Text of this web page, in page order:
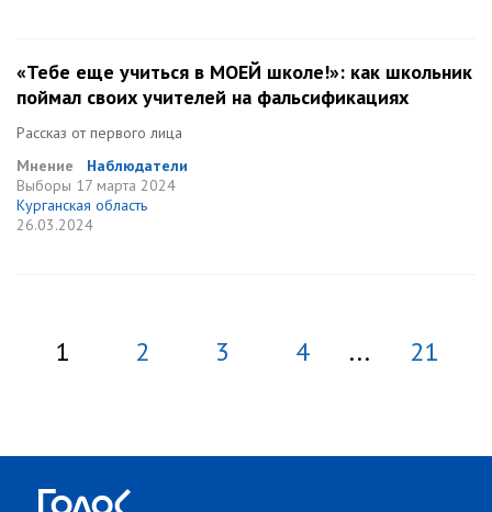
«Тебе еще учиться в МОЕЙ школе!»: как школьник
поймал своих учителей на фальсификациях
Рассказ от первого лица
Мнение
Наблюдатели
Выборы 17 марта 2024
Курганская область
26.03.2024
1 2 3 4 ... 21